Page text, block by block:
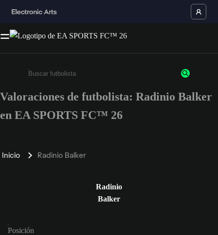
Escribe un mínimo de 3 caracteres o números.
Valoraciones de futbolista: Radinio Balker
en EA SPORTS FC™ 26
Inicio Radinio Balker
Radinio
Balker
Posición